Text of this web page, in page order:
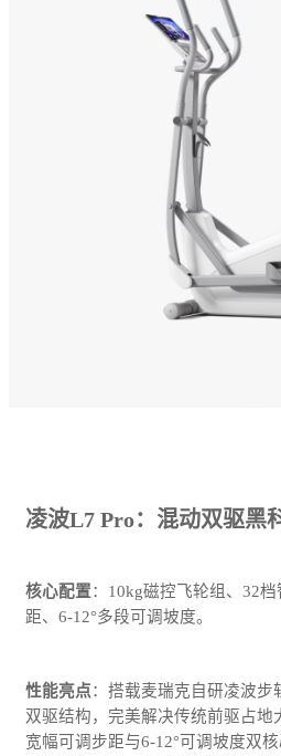
凌波L7 Pro：混动双驱黑
核心配置：10kg磁控飞轮组、32
距、6-12°多段可调坡度。
性能亮点：搭载麦瑞克自研凌波
双驱结构，完美解决传统前驱占
宽幅可调步距与6-12°可调坡度双